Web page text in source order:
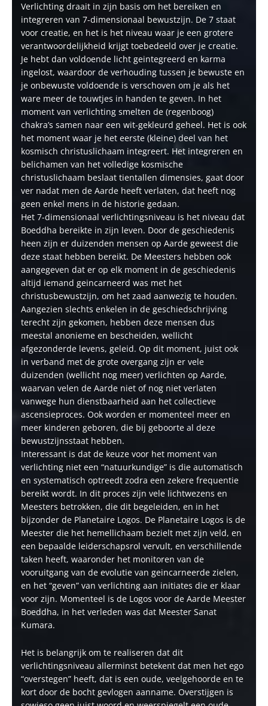
Verlichting draait in zijn basis om het bereiken en
integreren van 7-dimensionaal bewustzijn. De 7 staat
voor creatie, en het is het niveau waar je een grotere
verantwoordelijkheid krijgt toebedeeld over je creatie.
Je hebt dan voldoende licht geintegreerd en karma
ingelost, waardoor de verhouding tussen je bewuste en
je onbewuste voldoende is verschoven om je als het
ware meer de touwtjes in handen te geven. In het
moment van verlichting smelten de (regenboog)
chakra’s samen naar een wit-gekleurd geheel. Het is ook
het moment waar je het eerste (kleine) deel van het
kosmisch christuslichaam integreert. Het integreren en
belichamen van het volledige kosmische
christuslichaam beslaat tientallen dimensies, gaat door
ver nadat men de Aarde heeft verlaten, dat heeft nog
geen enkel mens in de historie gedaan.
Het 7-dimensionaal verlichtingsniveau is het niveau dat
Boeddha bereikte in zijn leven. Door de geschiedenis
heen zijn er duizenden mensen op Aarde geweest die
deze staat hebben bereikt. De Meesters hebben ook
aangegeven dat er op elk moment in de geschiedenis
altijd iemand geincarneerd was met het
christusbewustzijn, om het zaad aanwezig te houden.
Aangezien slechts enkelen in de geschiedschrijving
terecht zijn gekomen, hebben deze mensen dus
meestal anonieme en bescheiden, wellicht
afgezonderde levens, geleid. Op dit moment, juist ook
in verband met de grote overgang zijn er vele
duizenden (wellicht nog meer) verlichten op Aarde,
waarvan velen de Aarde niet of nog niet verlaten
vanwege hun dienstbaarheid aan het collectieve
ascensieproces. Ook worden er momenteel meer en
meer kinderen geboren, die bij geboorte al deze
bewustzijnsstaat hebben.
Interessant is dat de keuze voor het moment van
verlichting niet een “natuurkundige” is die automatisch
en systematisch optreedt zodra een zekere frequentie
bereikt wordt. In dit proces zijn vele lichtwezens en
Meesters betrokken, die dit begeleiden, en in het
bijzonder de Planetaire Logos. De Planetaire Logos is de
Meester die het hemellichaam bezielt met zijn veld, en
een bepaalde leiderschapsrol vervult, en verschillende
taken heeft, waaronder het monitoren van de
vooruitgang van de evolutie van geincarneerde zielen,
en het “geven” van verlichting aan initiates die er klaar
voor zijn. Momenteel is de Logos voor de Aarde Meester
Boeddha, in het verleden was dat Meester Sanat
Kumara.
Het is belangrijk om te realiseren dat dit
verlichtingsniveau allerminst betekent dat men het ego
“overstegen” heeft, dat is een oude, veelgehoorde en te
kort door de bocht gevlogen aanname. Overstijgen is